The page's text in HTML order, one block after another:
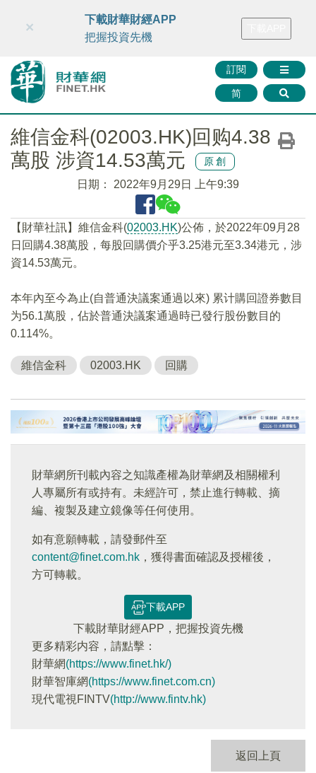
財華智庫網 FINTV FINMETA 財華證券 媒體矩陣
訂閱
简
×
下載財華財經APP
把握投資先機
維信金科(02003.HK)回购4.38
萬股 涉資14.53萬元
原創
日期： 2022年9月29日 上午9:39
【財華社訊】維信金科(02003.HK)公佈，於2022年09月28
日回購4.38萬股，每股回購價介乎3.25港元至3.34港元，涉
資14.53萬元。
本年內至今為止(自普通決議案通過以來) 累计購回證券數目
为56.1萬股，佔於普通決議案通過時已發行股份數目的
0.114%。
維信金科 02003.HK 回購
財華網所刊載內容之知識產權為財華網及相關權利
人專屬所有或持有。未經許可，禁止進行轉載、摘
編、複製及建立鏡像等任何使用。
如有意願轉載，請發郵件至
content@finet.com.hk ，獲得書面確認及授權後，
方可轉載。
下載APP
下載財華財經APP，把握投資先機
更多精彩内容，請點擊：
財華網(https://www.finet.hk/)
財華智庫網(https://www.finet.com.cn)
現代電視FINTV(http://www.fintv.hk)
返回上頁